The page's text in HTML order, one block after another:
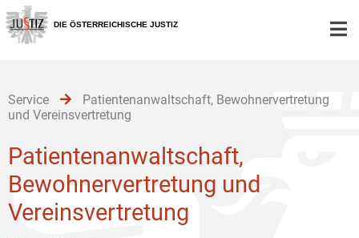
Zur
Hauptnavigation
[1]
Zum
Inhalt
[2]
Zum
Untermenü
[3]
DIE ÖSTERREICHISCHE JUSTIZ
Service
Patientenanwaltschaft, Bewohnervertretung
und Vereinsvertretung
Patientenanwaltschaft,
Bewohnervertretung und
Vereinsvertretung